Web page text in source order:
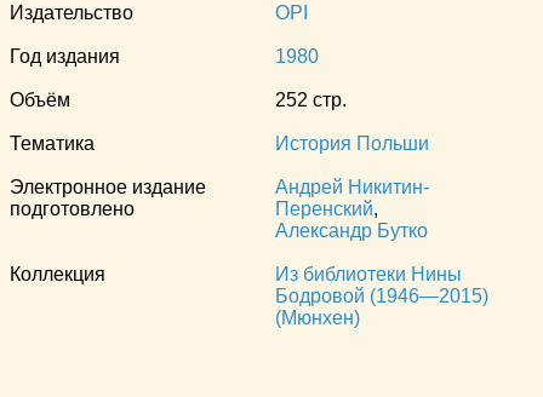
Издательство OPI
Год издания 1980
Объём 252 стр.
Тематика История Польши
Электронное издание
подготовлено
Андрей Никитин-
Перенский,
Александр Бутко
Коллекция
Из библиотеки Нины
Бодровой (1946—2015)
(Мюнхен)